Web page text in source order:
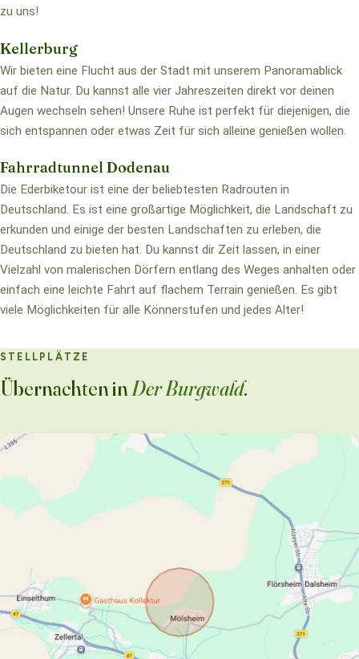
zu uns!
Kellerburg
Wir bieten eine Flucht aus der Stadt mit unserem Panoramablick
auf die Natur. Du kannst alle vier Jahreszeiten direkt vor deinen
Augen wechseln sehen! Unsere Ruhe ist perfekt für diejenigen, die
sich entspannen oder etwas Zeit für sich alleine genießen wollen.
Fahrradtunnel Dodenau
Die Ederbiketour ist eine der beliebtesten Radrouten in
Deutschland. Es ist eine großartige Möglichkeit, die Landschaft zu
erkunden und einige der besten Landschaften zu erleben, die
Deutschland zu bieten hat. Du kannst dir Zeit lassen, in einer
Vielzahl von malerischen Dörfern entlang des Weges anhalten oder
einfach eine leichte Fahrt auf flachem Terrain genießen. Es gibt
viele Möglichkeiten für alle Könnerstufen und jedes Alter!
STELLPLÄTZE
Übernachten inDer Burgwald.